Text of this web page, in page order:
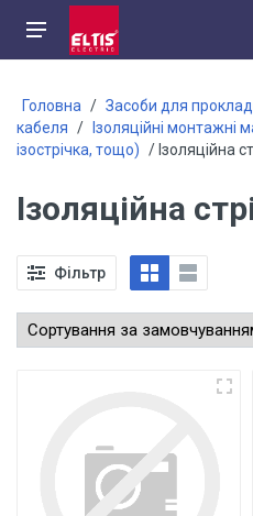
Головна / Засоби для
кабеля /
Ізоляційні монтажні
ізострічка, тощо) / Ізоляційна
Ізоляційна
Фільтр